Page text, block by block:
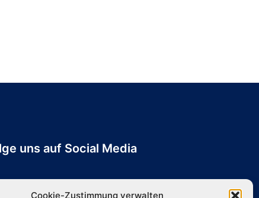
Cookie-Zustimmung verwalten
uns auf Social Media